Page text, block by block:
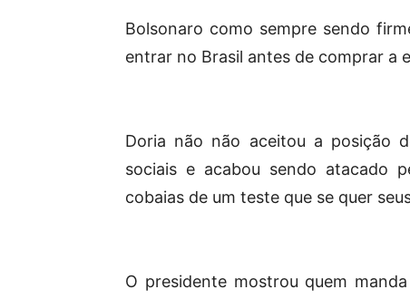
Bolsonaro como sempre sendo
entrar no Brasil antes de comprar a
Doria não não aceitou a posição
sociais e acabou sendo atacado
cobaias de um teste que se quer
O presidente mostrou quem